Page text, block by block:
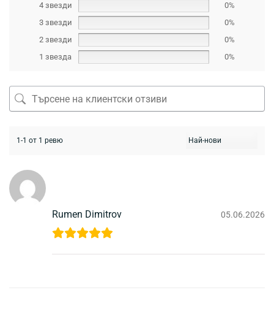
4 звезди
0%
3 звезди
0%
2 звезди
0%
1 звезда
0%
1-1 от 1 ревю
Rumen Dimitrov 05.06.2026